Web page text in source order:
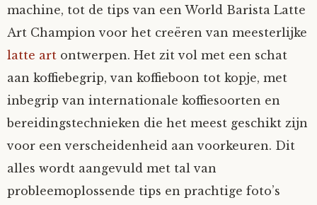
machine, tot de tips van een World Barista Latte
Art Champion voor het creëren van meesterlijke
latte art ontwerpen. Het zit vol met een schat
aan koffiebegrip, van koffieboon tot kopje, met
inbegrip van internationale koffiesoorten en
bereidingstechnieken die het meest geschikt zijn
voor een verscheidenheid aan voorkeuren. Dit
alles wordt aangevuld met tal van
probleemoplossende tips en prachtige foto’s